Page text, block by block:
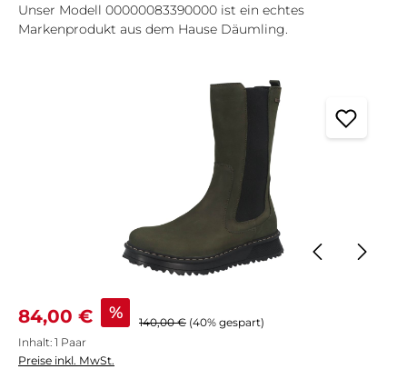
Unser Modell 00000083390000 ist ein echtes
Markenprodukt aus dem Hause Däumling.
Verkaufspreis:
84,00 € % Regulärer Preis:
140,00 € (40% gespart)
Inhalt: 1 Paar
Preise inkl. MwSt.